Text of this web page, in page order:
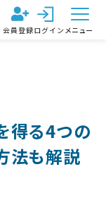
会員登録ログイン メニュー
得る4つの
法も解説